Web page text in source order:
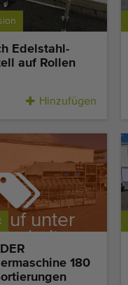
Edelstahl-
auf Rollen
Hinzufügen
unter
180